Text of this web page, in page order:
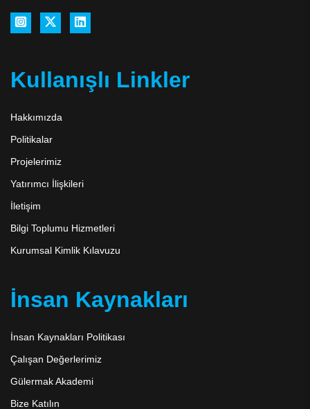
Kullanışlı Linkler
Hakkımızda
Politikalar
Projelerimiz
Yatırımcı İlişkileri
İletişim
Bilgi Toplumu Hizmetleri
Kurumsal Kimlik Kılavuzu
İnsan Kaynakları
İnsan Kaynakları Politikası
Çalışan Değerlerimiz
Gülermak Akademi
Bize Katılın